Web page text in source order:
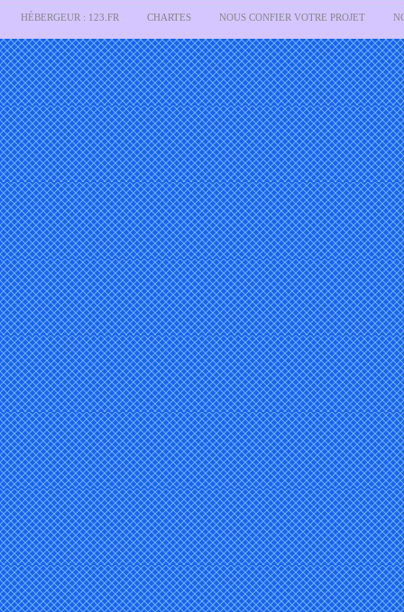
HÉBERGEUR : 123.FR CHARTES NOUS CONFIER VOTRE PROJET